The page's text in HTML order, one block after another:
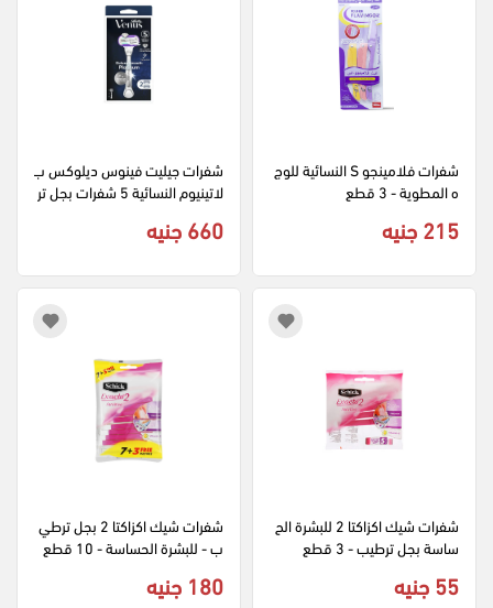
شفرات فلامينجو S النسائية للوج
ه المطوية - 3 قطع
215 جنيه
شفرات جيليت فينوس ديلوكس ب
لاتينيوم النسائية 5 شفرات بجل تر
660 جنيه
شفرات شيك اكزاكتا 2 للبشرة الح
ساسة بجل ترطيب - 3 قطع
55 جنيه
شفرات شيك اكزاكتا 2 بجل ترطي
ب - للبشرة الحساسة - 10 قطع
180 جنيه